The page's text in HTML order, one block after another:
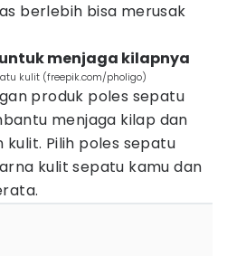
berlebih bisa merusak
menjaga kilapnya
kulit (freepik.com/pholigo)
produk poles sepatu
menjaga kilap dan
Pilih poles sepatu
kulit sepatu kamu dan